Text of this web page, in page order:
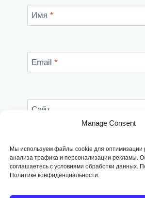
Manage Consent
Мы используем файлы cookie для оптимизации
анализа трафика и персонализации рекламы.
соглашаетесь с условиями обработки данных.
Политике конфиденциальности.
Имя *
Email *
Сайт
этом браузере для
комментариев.